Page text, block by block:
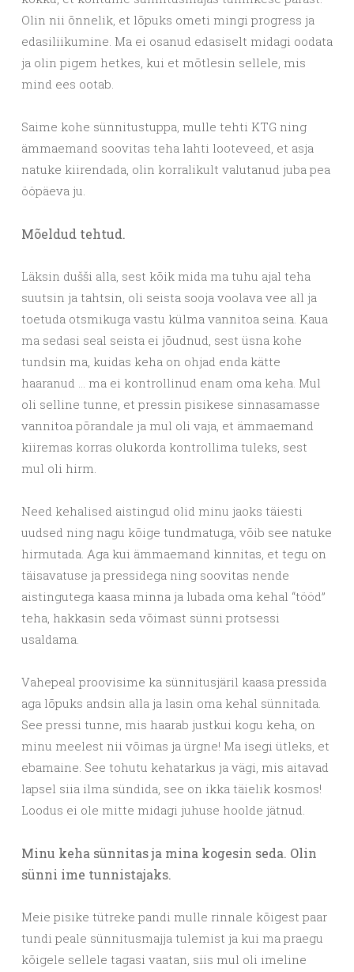
Olin nii õnnelik, et lõpuks ometi mingi progress ja
edasiliikumine. Ma ei osanud edasiselt midagi oodata
ja olin pigem hetkes, kui et mõtlesin sellele, mis
mind ees ootab.
Saime kohe sünnitustuppa, mulle tehti KTG ning
ämmaemand soovitas teha lahti looteveed, et asja
natuke kiirendada, olin korralikult valutanud juba pea
ööpäeva ju.
Mõeldud tehtud.
Läksin dušši alla, sest kõik mida ma tuhu ajal teha
suutsin ja tahtsin, oli seista sooja voolava vee all ja
toetuda otsmikuga vastu külma vannitoa seina. Kaua
ma sedasi seal seista ei jõudnud, sest üsna kohe
tundsin ma, kuidas keha on ohjad enda kätte
haaranud … ma ei kontrollinud enam oma keha. Mul
oli selline tunne, et pressin pisikese sinnasamasse
vannitoa põrandale ja mul oli vaja, et ämmaemand
kiiremas korras olukorda kontrollima tuleks, sest
mul oli hirm.
Need kehalised aistingud olid minu jaoks täiesti
uudsed ning nagu kõige tundmatuga, võib see natuke
hirmutada. Aga kui ämmaemand kinnitas, et tegu on
täisavatuse ja pressidega ning soovitas nende
aistingutega kaasa minna ja lubada oma kehal “tööd”
teha, hakkasin seda võimast sünni protsessi
usaldama.
Vahepeal proovisime ka sünnitusjäril kaasa pressida
aga lõpuks andsin alla ja lasin oma kehal sünnitada.
See pressi tunne, mis haarab justkui kogu keha, on
minu meelest nii võimas ja ürgne! Ma isegi ütleks, et
ebamaine. See tohutu kehatarkus ja vägi, mis aitavad
lapsel siia ilma sündida, see on ikka täielik kosmos!
Loodus ei ole mitte midagi juhuse hoolde jätnud.
Minu keha sünnitas ja mina kogesin seda. Olin
sünni ime tunnistajaks.
Meie pisike tütreke pandi mulle rinnale kõigest paar
tundi peale sünnitusmajja tulemist ja kui ma praegu
kõigele sellele tagasi vaatan, siis mul oli imeline